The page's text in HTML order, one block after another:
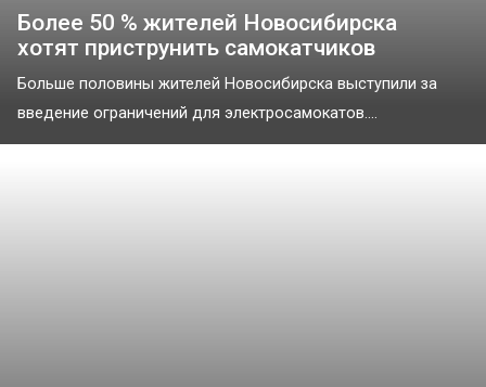
Более 50 % жителей Новосибирска
хотят приструнить самокатчиков
Больше половины жителей Новосибирска выступили за
введение ограничений для электросамокатов....